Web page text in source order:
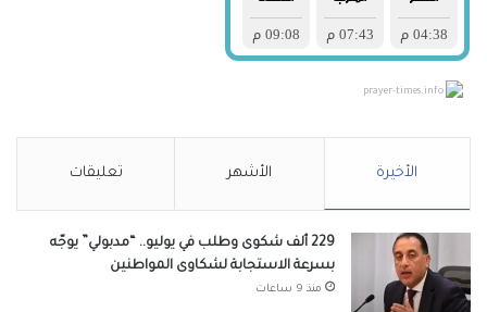
prayer-times.info
الأخيرة الأشهر تعليقات
229 ألف شكوى وطلب في يوليو.. “مدبولي” يوجّه
بسرعة الاستجابة لشكاوى المواطنين
منذ 9 ساعات